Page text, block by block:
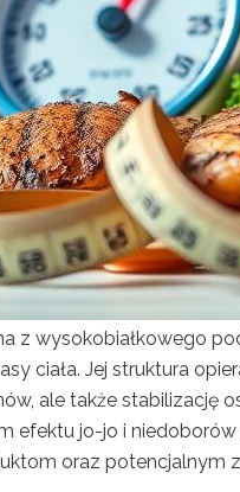
z wysokobiałkowego
ciała. Jej struktura
ale także stabilizację
efektu jo-jo i
oraz potencjalnym